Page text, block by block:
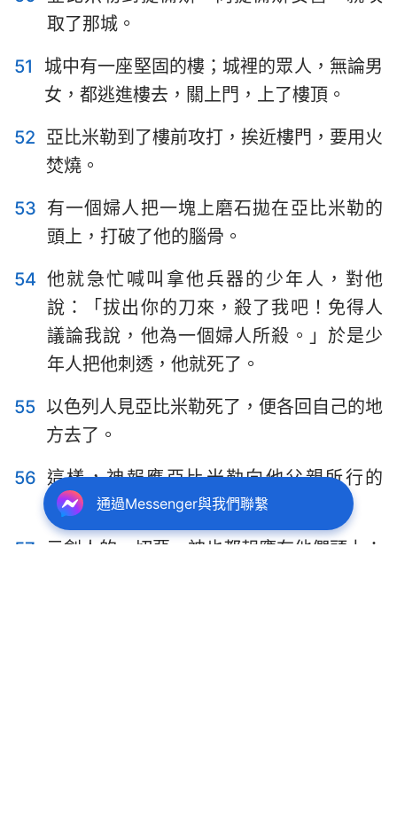
取了那城。
51
城中有一座堅固的樓；城裡的眾人，無論男
女，都逃進樓去，關上門，上了樓頂。
52 亞比米勒到了樓前攻打，挨近樓門，要用火
焚燒。
53 有一個婦人把一塊上磨石拋在亞比米勒的
頭上，打破了他的腦骨。
54 他就急忙喊叫拿他兵器的少年人，對他
說：「拔出你的刀來，殺了我吧！免得人
議論我說，他為一個婦人所殺。」於是少
年人把他刺透，他就死了。
55 以色列人見亞比米勒死了，便各回自己的地
方去了。
56 這樣，神報應亞比米勒向他父親所行的
惡，就是殺了弟兄七十個人的惡。
57
示劍人的一切惡，神也都報應在他們頭上；
通過Messenger與我們聯繫